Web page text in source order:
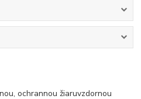
ochrannou žiaruvzdornou